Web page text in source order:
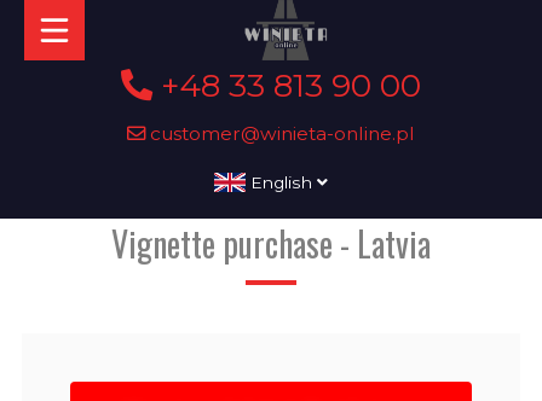
+48 33 813 90 00
customer@winieta-online.pl
English
Vignette purchase - Latvia